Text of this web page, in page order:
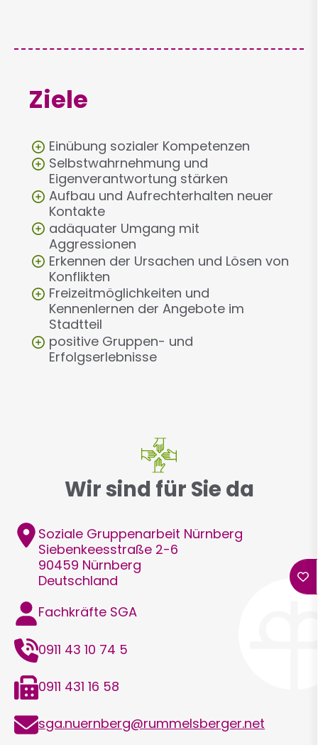
Ziele
Einübung sozialer Kompetenzen
Selbstwahrnehmung und
Eigenverantwortung stärken
Aufbau und Aufrechterhalten neuer
Kontakte
adäquater Umgang mit
Aggressionen
Erkennen der Ursachen und Lösen von
Konflikten
Freizeitmöglichkeiten und
Kennenlernen der Angebote im
Stadtteil
positive Gruppen- und
Erfolgserlebnisse
Wir sind für Sie da
Adresse
Soziale Gruppenarbeit Nürnberg
Siebenkeesstraße 2-6
90459 Nürnberg
Deutschland
Funktion
Fachkräfte SGA
Telefon0911 43 10 74 5
Telefax0911 431 16 58
E-
Mail
sga.nuernberg@rummelsberger.net